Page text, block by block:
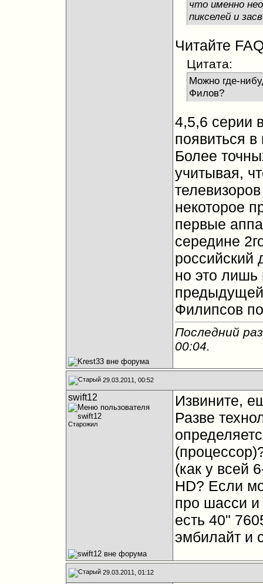
что именно
пикселей и
Читайте
Цитата:
Можно где-
Филов?
4,5,6 серии
появиться
Более
учитывая,
некоторое
первые
середине
российский
но это лишь
Филипсов
Последний
00:04.
29.03.2011, 00:52
swift12
Старожил
Извините,
Разве
(как у всей
HD? Если
про шасси и
есть 40"
эмбилайт и
29.03.2011, 01:12